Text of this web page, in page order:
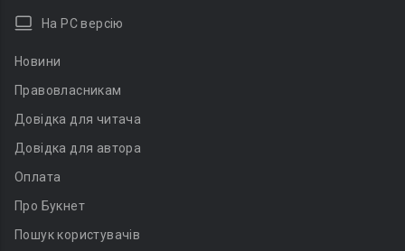
На PC версію
Новини
Правовласникам
Довідка для читача
Довідка для автора
Оплата
Про Букнет
Пошук користувачів